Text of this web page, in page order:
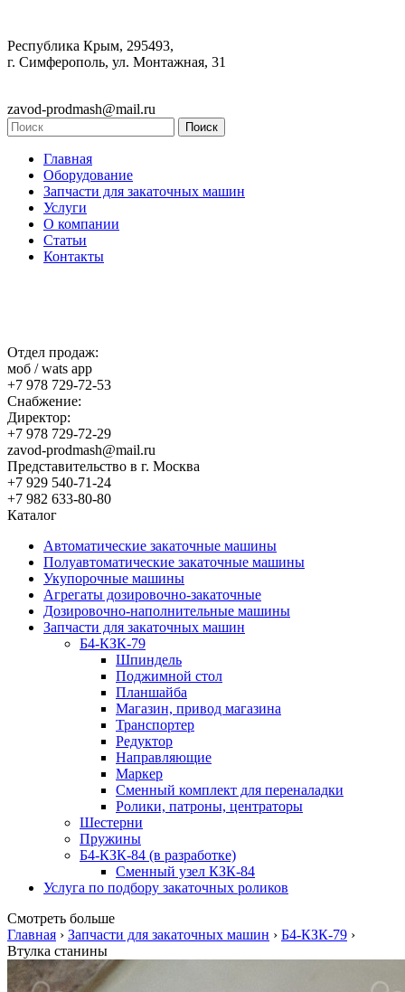
Республика Крым, 295493,
г. Симферополь, ул. Монтажная, 31
zavod-prodmash@mail.ru
Главная
Оборудование
Запчасти для закаточных машин
Услуги
О компании
Статьи
Контакты
Отдел продаж:
моб / wats app
+7 978 729-72-53
Снабжение:
Директор:
+7 978 729-72-29
zavod-prodmash@mail.ru
Представительство в г. Москва
+7 929 540-71-24
+7 982 633-80-80
Каталог
Автоматические закаточные машины
Полуавтоматические закаточные машины
Укупорочные машины
Агрегаты дозировочно-закаточные
Дозировочно-наполнительные машины
Запчасти для закаточных машин
Б4-КЗК-79
Шпиндель
Поджимной стол
Планшайба
Магазин, привод магазина
Транспортер
Редуктор
Направляющие
Маркер
Сменный комплект для переналадки
Ролики, патроны, центраторы
Шестерни
Пружины
Б4-КЗК-84 (в разработке)
Сменный узел КЗК-84
Услуга по подбору закаточных роликов
Смотреть больше
Главная › Запчасти для закаточных машин › Б4-КЗК-79 ›
Втулка станины